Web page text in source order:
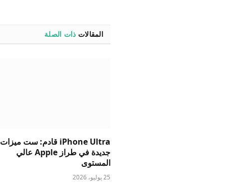
المقالات ذات الصلة
iPhone Ultra قادم: ست ميزات
جديدة في طراز Apple عالي
المستوى
25 يوليو، 2026